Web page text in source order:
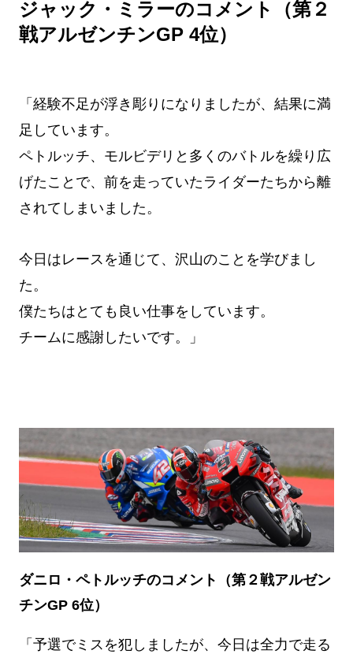
ジャック・ミラーのコメント（第２
戦アルゼンチンGP 4位）
「経験不足が浮き彫りになりましたが、結果に満
足しています。
ペトルッチ、モルビデリと多くのバトルを繰り広
げたことで、前を走っていたライダーたちから離
されてしまいました。
今日はレースを通じて、沢山のことを学びまし
た。
僕たちはとても良い仕事をしています。
チームに感謝したいです。」
ダニロ・ペトルッチのコメント（第２戦アルゼン
チンGP 6位）
「予選でミスを犯しましたが、今日は全力で走る